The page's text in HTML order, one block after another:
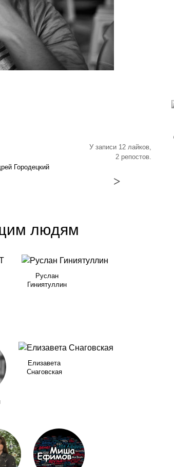
У записи 12 лайков,
2 репостов.
Городецкий
>
людям
Руслан
Гиниятуллин
Елизавета
Снаговская